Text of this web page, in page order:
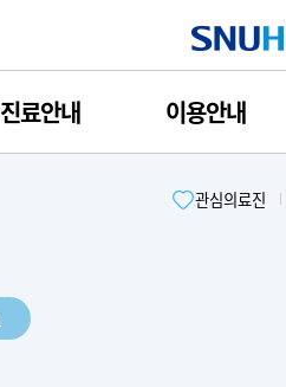
진료안내 이용안내
관심의료진